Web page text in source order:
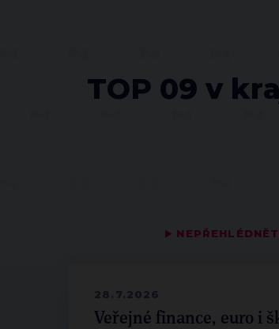
TOP 09 v
▶
28.7.2026
Veřejné finance, euro i